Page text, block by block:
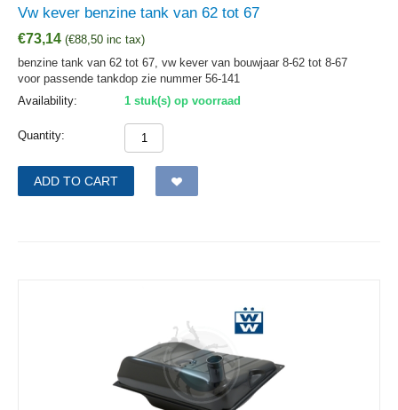
Vw kever benzine tank van 62 tot 67
€73,14 (€88,50 inc tax)
benzine tank van 62 tot 67, vw kever van bouwjaar 8-62 tot 8-67
voor passende tankdop zie nummer 56-141
Availability:
1 stuk(s) op voorraad
Quantity:
ADD TO CART